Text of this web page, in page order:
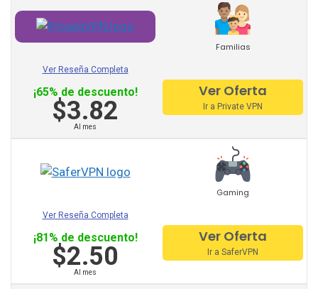
My Expat Network
Hideipvpn
Vpn Pro
Sky Vpn
Okayfreedom
Anonvpn
Steganos
Familias
Ver Reseña Completa
¡65% de descuento!
$3.82
Al mes
Ver Oferta
Ir a Private VPN
Gaming
Ver Reseña Completa
¡81% de descuento!
$2.50
Al mes
Ver Oferta
Ir a SaferVPN